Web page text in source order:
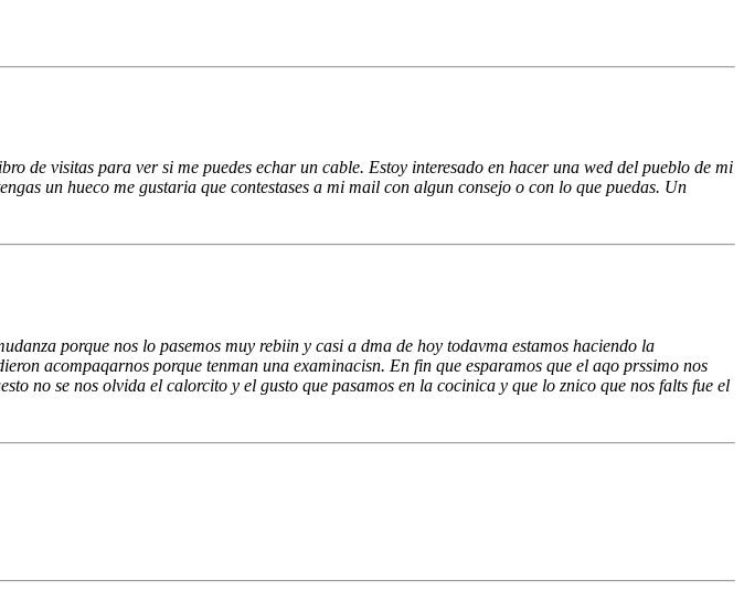
de visitas para ver si me puedes echar un cable. Estoy interesado en hacer una wed del pueblo de mi
un hueco me gustaria que contestases a mi mail con algun consejo o con lo que puedas. Un
porque nos lo pasemos muy rebiin y casi a dma de hoy todavma estamos haciendo la
acompaqarnos porque tenman una examinacisn. En fin que esparamos que el aqo prssimo nos
no se nos olvida el calorcito y el gusto que pasamos en la cocinica y que lo znico que nos falts fue el